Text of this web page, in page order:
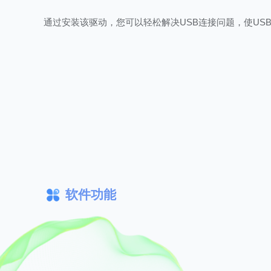
通过安装该驱动，您可以轻松解决USB连接问题，使
软件功能